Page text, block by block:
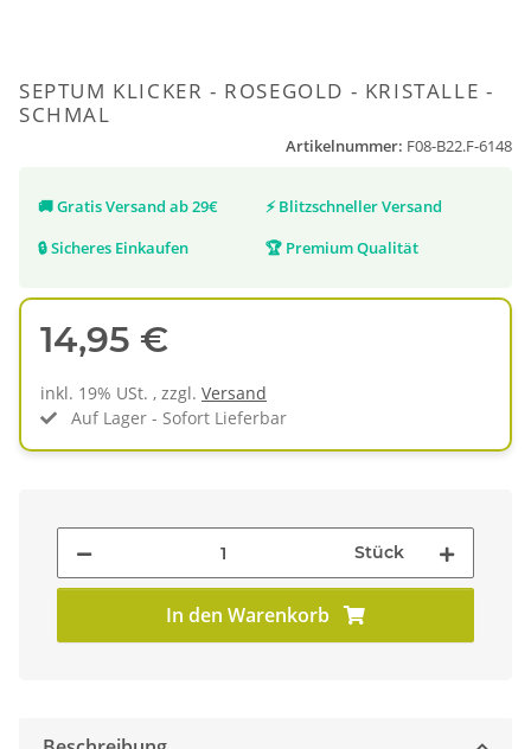
SEPTUM KLICKER - ROSEGOLD - KRISTALLE -
SCHMAL
Artikelnummer: F08-B22.F-6148
🚚Gratis Versand ab 29€ ⚡ Blitzschneller Versand
🔒Sicheres Einkaufen 🏆 Premium Qualität
14,95 €
inkl. 19% USt. , zzgl. Versand
Auf Lager - Sofort Lieferbar
Stück
In den Warenkorb